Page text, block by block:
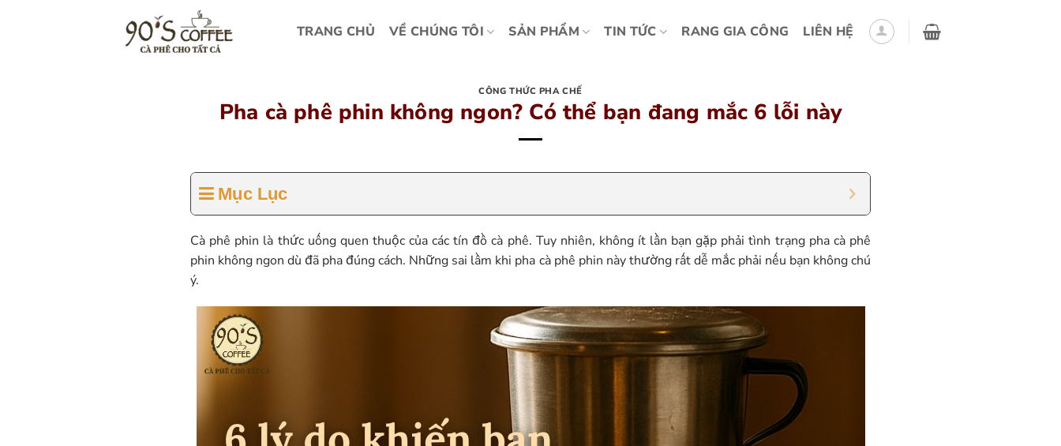
TRANG CHỦ VỀ CHÚNG TÔI SẢN PHẨM TIN TỨC RANG GIA CÔNG LIÊN HỆ
CÔNG THỨC PHA CHẾ
Pha cà phê phin không ngon? Có thể bạn đang mắc 6 lỗi này
Mục Lục
Cà phê phin là thức uống quen thuộc của các tín đồ cà phê. Tuy nhiên, không ít lần bạn gặp phải tình trạng pha cà phê
phin không ngon dù đã pha đúng cách. Những sai lầm khi pha cà phê phin này thường rất dễ mắc phải nếu bạn không chú
ý.